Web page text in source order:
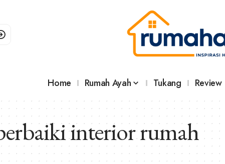
Home Rumah Ayah Tukang Review
interior rumah